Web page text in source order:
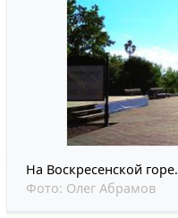
На Воскресенской горе.
Фото: Олег Абрамов